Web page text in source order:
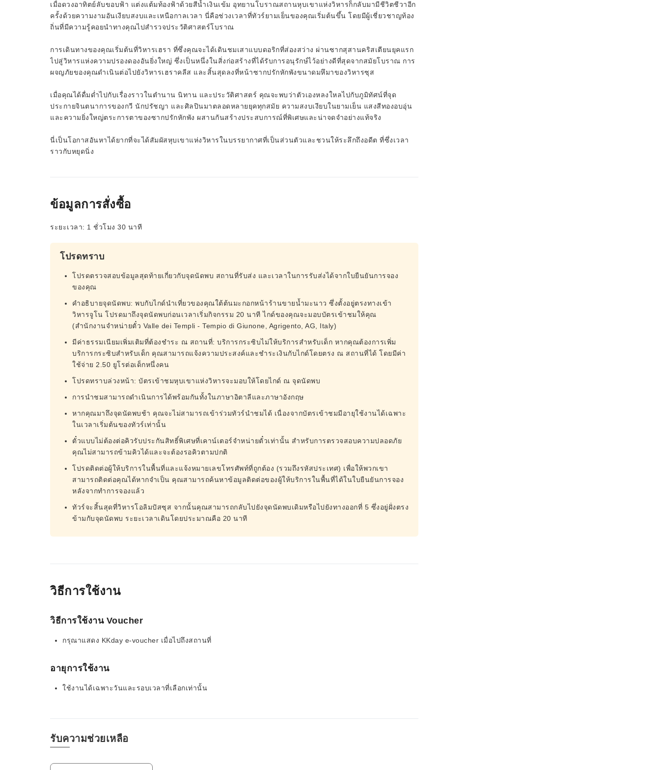
เมื่อดวงอาทิตย์ลับขอบฟ้า แต่งแต้มท้องฟ้าด้วยสีน้ำเงินเข้ม อุทยานโบราณสถานหุบเขาแห่งวิหารก็กลับมามีชีวิตชีวาอีก
ครั้งด้วยความงามอันเงียบสงบและเหนือกาลเวลา นี่คือช่วงเวลาที่ทัวร์ยามเย็นของคุณเริ่มต้นขึ้น โดยมีผู้เชี่ยวชาญท้อง
ถิ่นที่มีความรู้คอยนำทางคุณไปสำรวจประวัติศาสตร์โบราณ
การเดินทางของคุณเริ่มต้นที่วิหารเฮรา ที่ซึ่งคุณจะได้เดินชมเสาแบบดอริกที่ส่องสว่าง ผ่านซากสุสานคริสเตียนยุคแรก
ไปสู่วิหารแห่งความปรองดองอันยิ่งใหญ่ ซึ่งเป็นหนึ่งในสิ่งก่อสร้างที่ได้รับการอนุรักษ์ไว้อย่างดีที่สุดจากสมัยโบราณ การ
ผจญภัยของคุณดำเนินต่อไปยังวิหารเฮราคลีส และสิ้นสุดลงที่หน้าซากปรักหักพังขนาดมหึมาของวิหารซุส
เมื่อคุณได้ดื่มด่ำไปกับเรื่องราวในตำนาน นิทาน และประวัติศาสตร์ คุณจะพบว่าตัวเองหลงใหลไปกับภูมิทัศน์ที่จุด
ประกายจินตนาการของกวี นักปรัชญา และศิลปินมาตลอดหลายยุคทุกสมัย ความสงบเงียบในยามเย็น แสงสีทองอบอุ่น
และความยิ่งใหญ่ตระการตาของซากปรักหักพัง ผสานกันสร้างประสบการณ์ที่พิเศษและน่าจดจำอย่างแท้จริง
นี่เป็นโอกาสอันหาได้ยากที่จะได้สัมผัสหุบเขาแห่งวิหารในบรรยากาศที่เป็นส่วนตัวและชวนให้ระลึกถึงอดีต ที่ซึ่งเวลา
ราวกับหยุดนิ่ง
ข้อมูลการสั่งซื้อ
ระยะเวลา: 1 ชั่วโมง 30 นาที
โปรดทราบ
โปรดตรวจสอบข้อมูลสุดท้ายเกี่ยวกับจุดนัดพบ สถานที่รับส่ง และเวลาในการรับส่งได้จากใบยืนยันการจอง
ของคุณ
คำอธิบายจุดนัดพบ: พบกับไกด์นำเที่ยวของคุณใต้ต้นมะกอกหน้าร้านขายน้ำมะนาว ซึ่งตั้งอยู่ตรงทางเข้า
วิหารจูโน โปรดมาถึงจุดนัดพบก่อนเวลาเริ่มกิจกรรม 20 นาที ไกด์ของคุณจะมอบบัตรเข้าชมให้คุณ
(สำนักงานจำหน่ายตั๋ว Valle dei Templi - Tempio di Giunone, Agrigento, AG, Italy)
มีค่าธรรมเนียมเพิ่มเติมที่ต้องชำระ ณ สถานที่: บริการกระซิบไม่ให้บริการสำหรับเด็ก หากคุณต้องการเพิ่ม
บริการกระซิบสำหรับเด็ก คุณสามารถแจ้งความประสงค์และชำระเงินกับไกด์โดยตรง ณ สถานที่ได้ โดยมีค่า
ใช้จ่าย 2.50 ยูโรต่อเด็กหนึ่งคน
โปรดทราบล่วงหน้า: บัตรเข้าชมหุบเขาแห่งวิหารจะมอบให้โดยไกด์ ณ จุดนัดพบ
การนำชมสามารถดำเนินการได้พร้อมกันทั้งในภาษาอิตาลีและภาษาอังกฤษ
หากคุณมาถึงจุดนัดพบช้า คุณจะไม่สามารถเข้าร่วมทัวร์นำชมได้ เนื่องจากบัตรเข้าชมมีอายุใช้งานได้เฉพาะ
ในเวลาเริ่มต้นของทัวร์เท่านั้น
ตั๋วแบบไม่ต้องต่อคิวรับประกันสิทธิ์พิเศษที่เคาน์เตอร์จำหน่ายตั๋วเท่านั้น สำหรับการตรวจสอบความปลอดภัย
คุณไม่สามารถข้ามคิวได้และจะต้องรอคิวตามปกติ
โปรดติดต่อผู้ให้บริการในพื้นที่และแจ้งหมายเลขโทรศัพท์ที่ถูกต้อง (รวมถึงรหัสประเทศ) เพื่อให้พวกเขา
สามารถติดต่อคุณได้หากจำเป็น คุณสามารถค้นหาข้อมูลติดต่อของผู้ให้บริการในพื้นที่ได้ในใบยืนยันการจอง
หลังจากทำการจองแล้ว
ทัวร์จะสิ้นสุดที่วิหารโอลิมปัสซุส จากนั้นคุณสามารถกลับไปยังจุดนัดพบเดิมหรือไปยังทางออกที่ 5 ซึ่งอยู่ฝั่งตรง
ข้ามกับจุดนัดพบ ระยะเวลาเดินโดยประมาณคือ 20 นาที
วิธีการใช้งาน
วิธีการใช้งาน Voucher
กรุณาแสดง KKday e-voucher เมื่อไปถึงสถานที่
อายุการใช้งาน
ใช้งานได้เฉพาะวันและรอบเวลาที่เลือกเท่านั้น
รับความช่วยเหลือ